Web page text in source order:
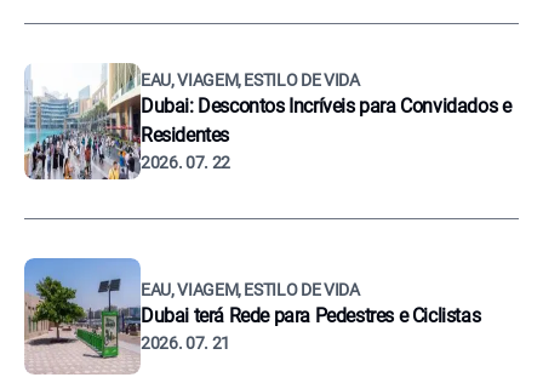
EAU, VIAGEM, ESTILO DE VIDA
Dubai: Descontos Incríveis para Convidados e
Residentes
2026. 07. 22
EAU, VIAGEM, ESTILO DE VIDA
Dubai terá Rede para Pedestres e Ciclistas
2026. 07. 21